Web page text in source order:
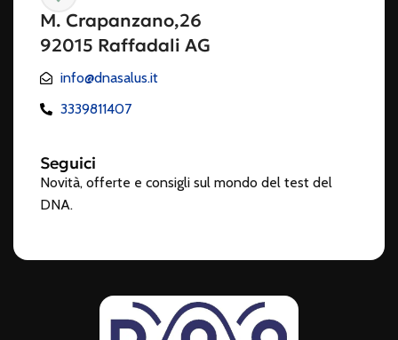
M. Crapanzano,26
92015 Raffadali AG
info@dnasalus.it
3339811407
Seguici
Novità, offerte e consigli sul mondo del test del
DNA.